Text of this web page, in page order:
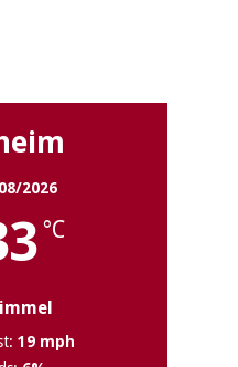
2026
°C
19 mph